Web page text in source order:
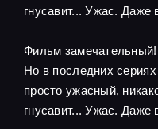
гнусавит... Ужас. Даже
Фильм
Но в последних
просто ужасный,
гнусавит... Ужас. Даже